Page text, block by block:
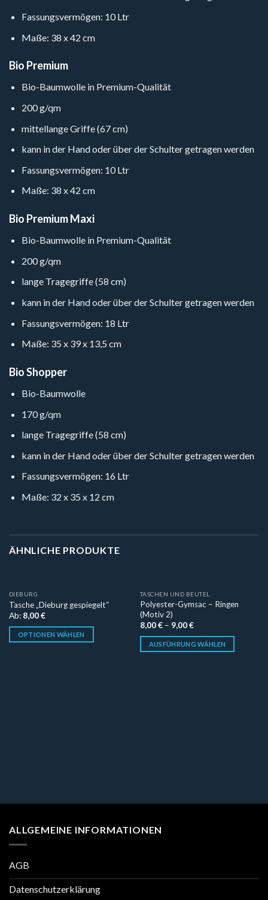
Fassungsvermögen: 10 Ltr
Maße: 38 x 42 cm
Bio Premium
Bio-Baumwolle in Premium-Qualität
200 g/qm
mittellange Griffe (67 cm)
kann in der Hand oder über der Schulter getragen werden
Fassungsvermögen: 10 Ltr
Maße: 38 x 42 cm
Bio Premium Maxi
Bio-Baumwolle in Premium-Qualität
200 g/qm
lange Tragegriffe (58 cm)
kann in der Hand oder über der Schulter getragen werden
Fassungsvermögen: 18 Ltr
Maße: 35 x 39 x 13,5 cm
Bio Shopper
Bio-Baumwolle
170 g/qm
lange Tragegriffe (58 cm)
kann in der Hand oder über der Schulter getragen werden
Fassungsvermögen: 16 Ltr
Maße: 32 x 35 x 12 cm
ÄHNLICHE PRODUKTE
DIEBURG
Tasche „Dieburg gespiegelt“
Ab: 8,00€
OPTIONEN WÄHLEN
TASCHEN UND BEUTEL
Polyester-Gymsac – Ringen
(Motiv 2)
8,00€– 9,00€
AUSFÜHRUNG WÄHLEN
ALLGEMEINE INFORMATIONEN
AGB
Datenschutzerklärung